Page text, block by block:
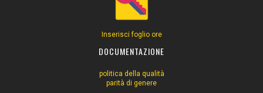
Inserisci foglio ore
DOCUMENTAZIONE
politica della qualità
parità di genere